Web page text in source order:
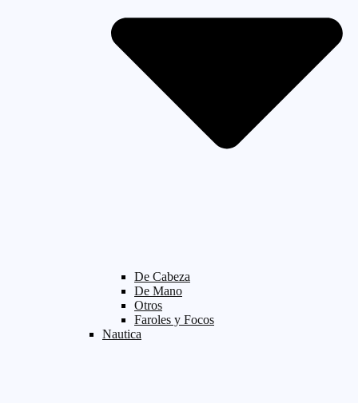
De Cabeza
De Mano
Otros
Faroles y Focos
Nautica